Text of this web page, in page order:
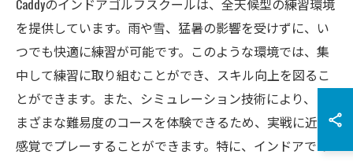
Caddyのインドアゴルフスクールは、全天候型の練習環境
を提供しています。雨や雪、猛暑の影響を受けずに、い
つでも快適に練習が可能です。このような環境では、集
中して練習に取り組むことができ、スキル向上を図るこ
とができます。また、シミュレーション技術により、さ
まざまな難易度のコースを体験できるため、実戦に近い
感覚でプレーすることができます。特に、インドアでの